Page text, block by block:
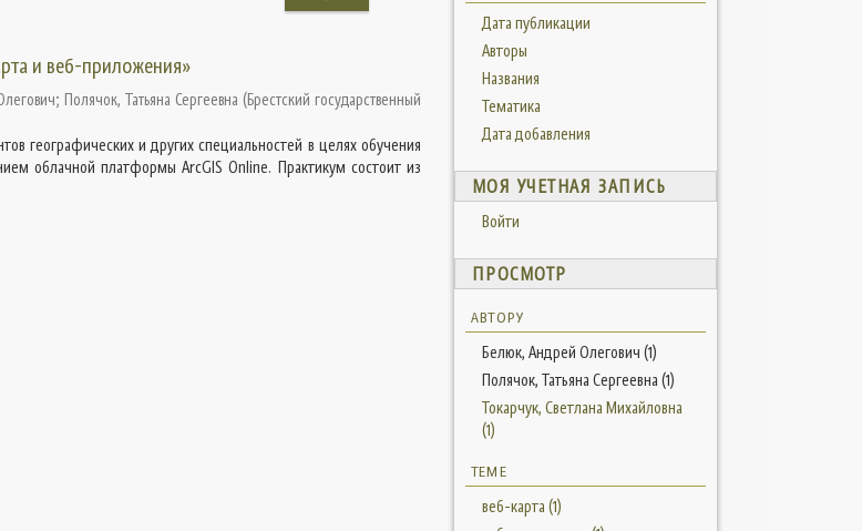
и веб-приложения»
; Полячок, Татьяна Сергеевна (Брестский государственный
географических и других специальностей в целях обучения
облачной платформы ArcGIS Online. Практикум состоит из
Дата публикации
Авторы
Названия
Тематика
Дата добавления
МОЯ УЧЕТНАЯ ЗАПИСЬ
Войти
ПРОСМОТР
АВТОРУ
Белюк, Андрей Олегович (1)
Полячок, Татьяна Сергеевна (1)
Токарчук, Светлана Михайловна
(1)
ТЕМЕ
веб-карта (1)